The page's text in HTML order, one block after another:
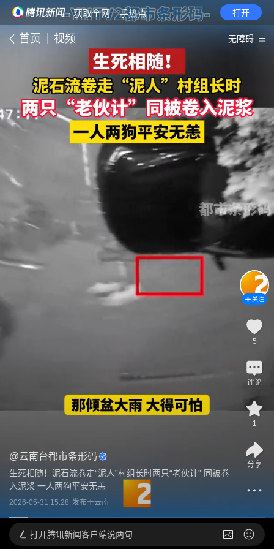
· 获取全网一手热点 打开
首页 视频 无障碍
@云南台都市条形码
生死相随！泥石流卷走“泥人”村组长时两只“老伙计” 同被卷
入泥浆 一人两狗平安无恙
2026-05-31 15:28 发布于云南
关注
5
评论
1
分享
打开腾讯新闻客户端说两句